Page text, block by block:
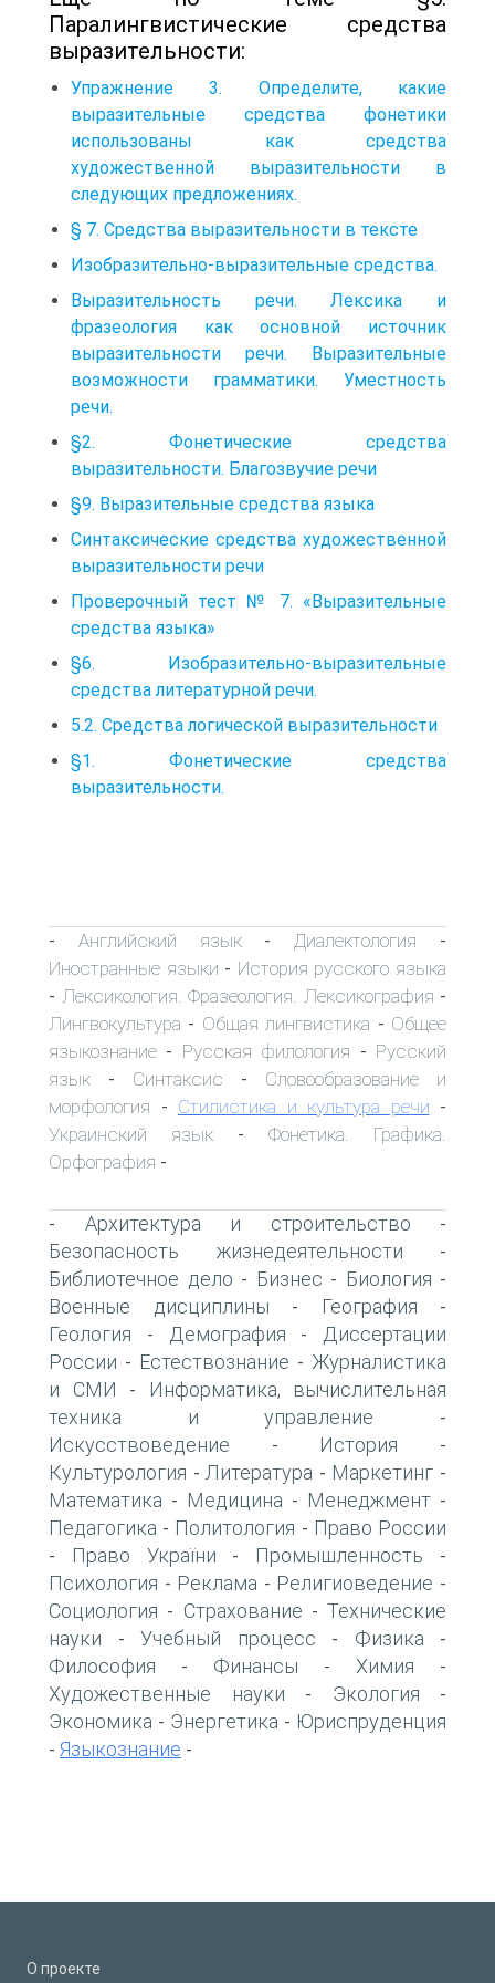
Паралингвистические средства
выразительности:
Упражнение 3. Определите, какие
выразительные средства фонетики
использованы как средства
художественной выразительности в
следующих пред­ложениях.
§ 7. Средства выразительности в тексте
Изобразительно-выразительные средства.
Выразительность речи. Лексика и
фразеология как основной источник
выразительности речи. Выразительные
возможности грамматики. Уместность
речи.
§2. Фонетические средства
выразительности. Благозвучие речи
§9. Выразительные средства языка
Синтаксические средства художественной
выразительности речи
Проверочный тест № 7. «Выразительные
средства языка»
§6. Изобразительно-выразительные
средства литературной речи.
5.2. Средства логической выразительности
§1. Фонетические средства
выразительности.
- Английский язык- Диалектология -
Иностранные языки - История русского языка
- Лексикология. Фразеология. Лексикография -
Лингвокультура - Общая лингвистика - Общее
языкознание - Русская филология - Русский
язык - Синтаксис - Словообразование и
морфология - Стилистика и культура речи -
Украинский язык - Фонетика. Графика.
Орфография -
- Архитектура и строительство -
Безопасность жизнедеятельности -
Библиотечное дело - Бизнес - Биология -
Военные дисциплины - География -
Геология - Демография -
Диссертации
России - Естествознание - Журналистика
и СМИ -
Информатика, вычислительная
техника и управление -
Искусствоведение - История -
Культурология - Литература - Маркетинг -
Математика - Медицина - Менеджмент -
Педагогика - Политология - Право России
- Право України - Промышленность -
Психология - Реклама - Религиоведение -
Социология - Страхование - Технические
науки - Учебный процесс - Физика -
Философия - Финансы - Химия -
Художественные науки - Экология -
Экономика - Энергетика - Юриспруденция
- Языкознание -
О проекте